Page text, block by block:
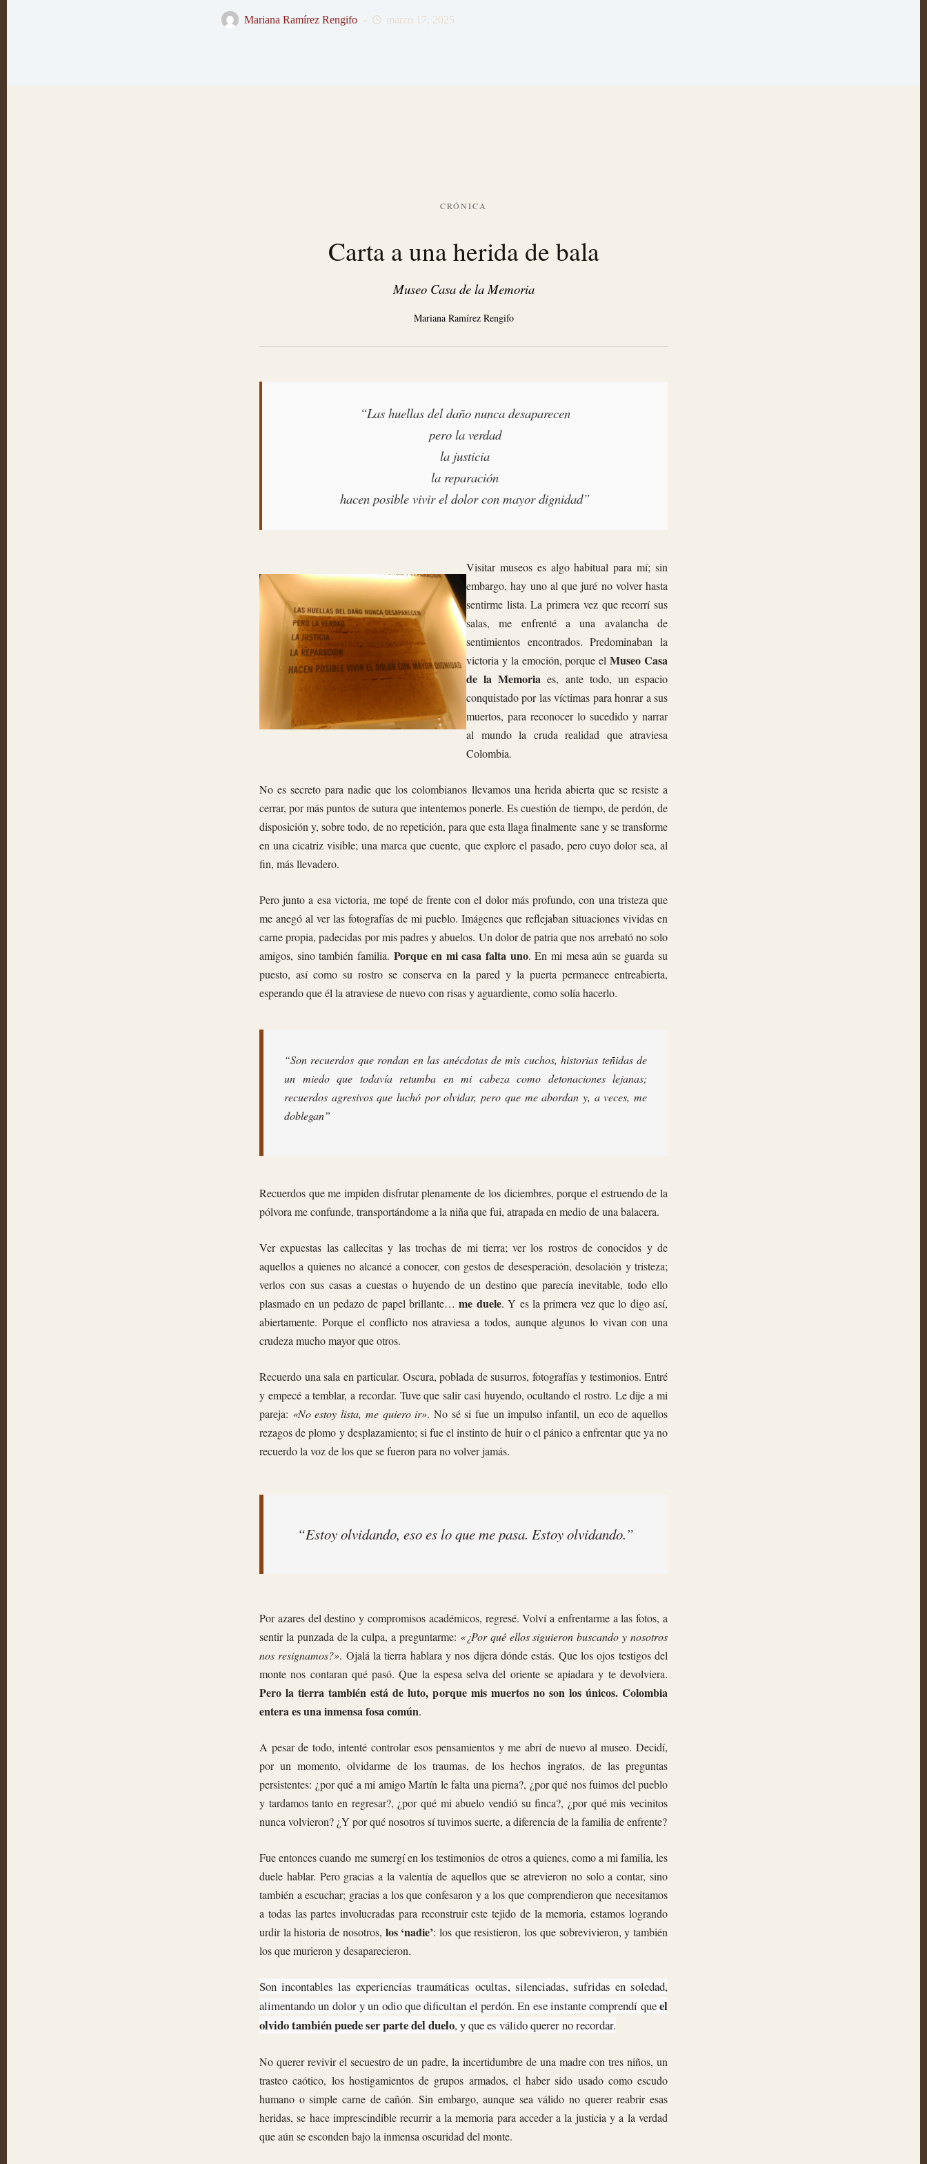
Mariana Ramírez Rengifo marzo 17, 2025
CRÓNICA
Carta a una herida de bala
Museo Casa de la Memoria
Mariana Ramírez Rengifo
“Las huellas del daño nunca desaparecen
pero la verdad
la justicia
la reparación
hacen posible vivir el dolor con mayor dignidad”
Visitar museos es algo habitual para mí; sin
embargo, hay uno al que juré no volver hasta
sentirme lista. La primera vez que recorrí sus
salas, me enfrenté a una avalancha de
sentimientos encontrados. Predominaban la
victoria y la emoción, porque elMuseo Casa
de la Memoria es, ante todo, un espacio
conquistado por las víctimas para honrar a sus
muertos, para reconocer lo sucedido y narrar
al mundo la cruda realidad que atraviesa
Colombia.
No es secreto para nadie que los colombianos llevamos una herida abierta que se resiste a
cerrar, por más puntos de sutura que intentemos ponerle. Es cuestión de tiempo, de perdón, de
disposición y, sobre todo, de no repetición, para que esta llaga finalmente sane y se transforme
en una cicatriz visible; una marca que cuente, que explore el pasado, pero cuyo dolor sea, al
fin, más llevadero.
Pero junto a esa victoria, me topé de frente con el dolor más profundo, con una tristeza que
me anegó al ver las fotografías de mi pueblo. Imágenes que reflejaban situaciones vividas en
carne propia, padecidas por mis padres y abuelos. Un dolor de patria que nos arrebató no solo
amigos, sino también familia. Porque en mi casa falta uno. En mi mesa aún se guarda su
puesto, así como su rostro se conserva en la pared y la puerta permanece entreabierta,
esperando que él la atraviese de nuevo con risas y aguardiente, como solía hacerlo.
“Son recuerdos que rondan en las anécdotas de mis cuchos, historias teñidas de
un miedo que todavía retumba en mi cabeza como detonaciones lejanas;
recuerdos agresivos que luchó por olvidar, pero que me abordan y, a veces, me
doblegan”
Recuerdos que me impiden disfrutar plenamente de los diciembres, porque el estruendo de la
pólvora me confunde, transportándome a la niña que fui, atrapada en medio de una balacera.
Ver expuestas las callecitas y las trochas de mi tierra; ver los rostros de conocidos y de
aquellos a quienes no alcancé a conocer, con gestos de desesperación, desolación y tristeza;
verlos con sus casas a cuestas o huyendo de un destino que parecía inevitable, todo ello
plasmado en un pedazo de papel brillante…me duele. Y es la primera vez que lo digo así,
abiertamente. Porque el conflicto nos atraviesa a todos, aunque algunos lo vivan con una
crudeza mucho mayor que otros.
Recuerdo una sala en particular. Oscura, poblada de susurros, fotografías y testimonios. Entré
y empecé a temblar, a recordar. Tuve que salir casi huyendo, ocultando el rostro. Le dije a mi
pareja: «No estoy lista, me quiero ir». No sé si fue un impulso infantil, un eco de aquellos
rezagos de plomo y desplazamiento; si fue el instinto de huir o el pánico a enfrentar que ya no
recuerdo la voz de los que se fueron para no volver jamás.
“Estoy olvidando, eso es lo que me pasa. Estoy olvidando.”
Por azares del destino y compromisos académicos, regresé. Volví a enfrentarme a las fotos, a
sentir la punzada de la culpa, a preguntarme: «¿Por qué ellos siguieron buscando y nosotros
nos resignamos?». Ojalá la tierra hablara y nos dijera dónde estás. Que los ojos testigos del
monte nos contaran qué pasó. Que la espesa selva del oriente se apiadara y te devolviera.
Pero la tierra también está de luto, porque mis muertos no son los únicos. Colombia
entera es una inmensa fosa común.
A pesar de todo, intenté controlar esos pensamientos y me abrí de nuevo al museo. Decidí,
por un momento, olvidarme de los traumas, de los hechos ingratos, de las preguntas
persistentes: ¿por qué a mi amigo Martín le falta una pierna?, ¿por qué nos fuimos del pueblo
y tardamos tanto en regresar?, ¿por qué mi abuelo vendió su finca?, ¿por qué mis vecinitos
nunca volvieron? ¿Y por qué nosotros sí tuvimos suerte, a diferencia de la familia de enfrente?
Fue entonces cuando me sumergí en los testimonios de otros a quienes, como a mi familia, les
duele hablar. Pero gracias a la valentía de aquellos que se atrevieron no solo a contar, sino
también a escuchar; gracias a los que confesaron y a los que comprendieron que necesitamos
a todas las partes involucradas para reconstruir este tejido de la memoria, estamos logrando
urdir la historia de nosotros, los ‘nadie’: los que resistieron, los que sobrevivieron, y también
los que murieron y desaparecieron.
Son incontables las experiencias traumáticas ocultas, silenciadas, sufridas en soledad,
alimentando un dolor y un odio que dificultan el perdón. En ese instante comprendí queel
olvido también puede ser parte del duelo, y que es válido querer no recordar.
No querer revivir el secuestro de un padre, la incertidumbre de una madre con tres niños, un
trasteo caótico, los hostigamientos de grupos armados, el haber sido usado como escudo
humano o simple carne de cañón. Sin embargo, aunque sea válido no querer reabrir esas
heridas, se hace imprescindible recurrir a la memoria para acceder a la justicia y a la verdad
que aún se esconden bajo la inmensa oscuridad del monte.